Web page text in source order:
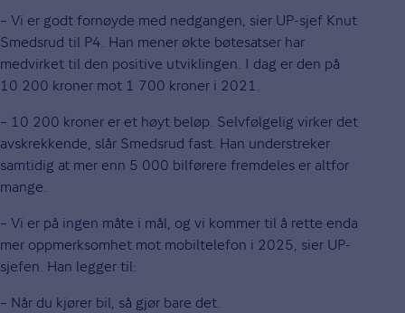
– Vi er godt fornøyde med nedgangen, sier UP-sjef Knut
Smedsrud til P4. Han mener økte bøtesatser har
medvirket til den positive utviklingen. I dag er den på
10 200 kroner mot 1 700 kroner i 2021.
– 10 200 kroner er et høyt beløp. Selvfølgelig virker det
avskrekkende, slår Smedsrud fast. Han understreker
samtidig at mer enn 5 000 bilførere fremdeles er altfor
mange.
– Vi er på ingen måte i mål, og vi kommer til å rette enda
mer oppmerksomhet mot mobiltelefon i 2025, sier UP-
sjefen. Han legger til:
– Når du kjører bil, så gjør bare det.